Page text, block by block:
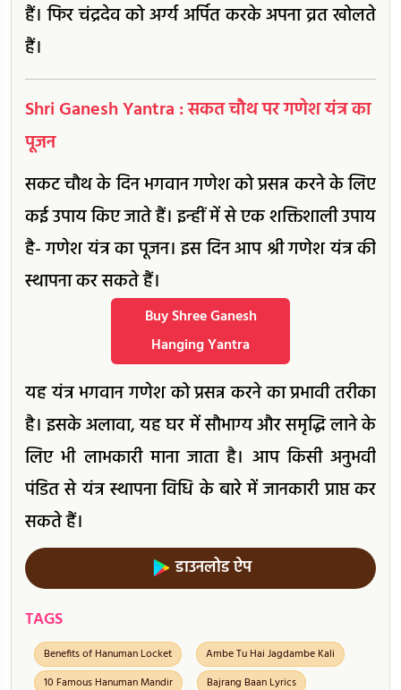
हैं। फिर चंद्रदेव को अर्ग्य अर्पित करके अपना व्रत खोलते
हैं।
Shri Ganesh Yantra : सकत चौथ पर गणेश यंत्र का
पूजन
सकट चौथ के दिन भगवान गणेश को प्रसन्न करने के लिए
कई उपाय किए जाते हैं। इन्हीं में से एक शक्तिशाली उपाय
है- गणेश यंत्र का पूजन। इस दिन आप श्री गणेश यंत्र की
स्थापना कर सकते हैं।
Buy Shree Ganesh
Hanging Yantra
यह यंत्र भगवान गणेश को प्रसन्न करने का प्रभावी तरीका
है। इसके अलावा, यह घर में सौभाग्य और समृद्धि लाने के
लिए भी लाभकारी माना जाता है। आप किसी अनुभवी
पंडित से यंत्र स्थापना विधि के बारे में जानकारी प्राप्त कर
सकते हैं।
डाउनलोड ऐप
TAGS
Benefits of Hanuman Locket
Ambe Tu Hai Jagdambe Kali
10 Famous Hanuman Mandir
Bajrang Baan Lyrics